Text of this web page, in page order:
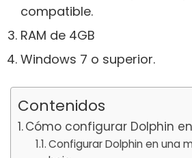
compatible.
RAM de 4GB
Windows 7 o superior.
Contenidos
Cómo configurar Dolphin
Configurar Dolphin en una